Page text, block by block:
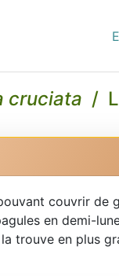
cruciata /
couvrir de
en demi-
trouve en plus